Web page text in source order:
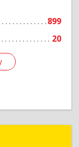
899
20
Подробнее